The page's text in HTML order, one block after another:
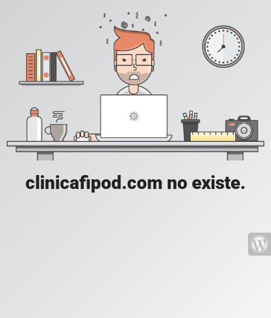
clinicafipod.com no existe.